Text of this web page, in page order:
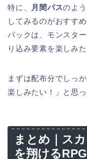
特に、 月間パスのよ
してみるのがおすす
パックは、モンスタ
り込み要素を楽しみ
まずは配布分でしっ
楽しみたい！」と思
まとめ｜ス
を翔ける